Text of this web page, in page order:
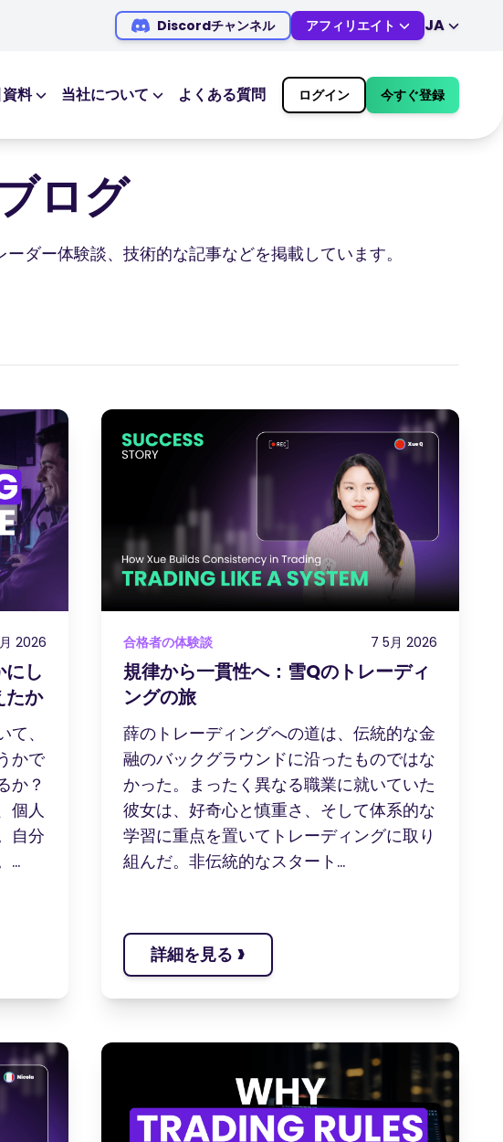
Discordチャンネル アフィリエイト JA
EN
DE
MS
ZH
JA
AR
料
eBooks
当社について よくある質問 ログイン 今すぐ登録
ログ
ダー体験談、技術的な記事などを掲載しています。
2026
し
たか
、
かで
か？
個人
自分
...
合格者の体験談 7 5月 2026
規律から一貫性へ：雪Qのトレーディ
ングの旅
薛のトレーディングへの道は、伝統的な金
融のバックグラウンドに沿ったものではな
かった。まったく異なる職業に就いていた
彼女は、好奇心と慎重さ、そして体系的な
学習に重点を置いてトレーディングに取り
組んだ。非伝統的なスタート...
詳細を見る ›